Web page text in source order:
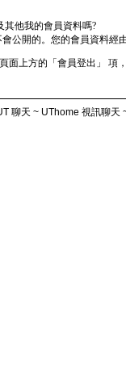
其他我的會員資料嗎?
公開的。您的會員資料
面上方的「會員登出」 項
聊天 ~ UThome 視訊聊天